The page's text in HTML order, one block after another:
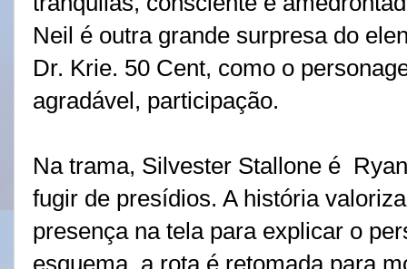
Neil é outra grande surpresa do
Dr. Krie. 50 Cent, como o
agradável, participação.
Na trama, Silvester Stallone é
fugir de presídios. A história
presença na tela para explicar o
esquema, a rota é retomada para